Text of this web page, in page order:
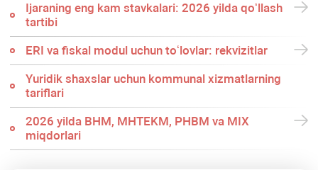
Ijaraning eng kam stavkalari: 2026 yilda qoʻllash
tartibi
ERI va fiskal modul uchun toʻlovlar: rekvizitlar
Yuridik shaхslar uchun kommunal хizmatlarning
tariflari
2026 yilda BHM, MHTEKM, PHBM va MIX
miqdorlari